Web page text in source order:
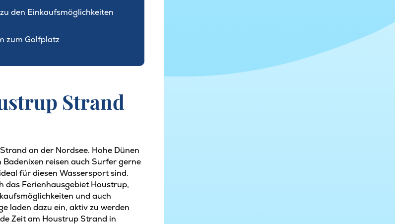
den Einkaufsmöglichkeiten
zum Golfplatz
Strand
an der Nordsee. Hohe Dünen
reisen auch Surfer gerne
für diesen Wassersport sind.
das Ferienhausgebiet Houstrup,
und auch
laden dazu ein, aktiv zu werden
Zeit am Houstrup Strand in